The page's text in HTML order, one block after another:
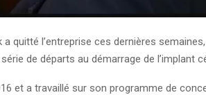
quitté l’entreprise ces dernières
de départs au démarrage de l’implant
et a travaillé sur son programme de